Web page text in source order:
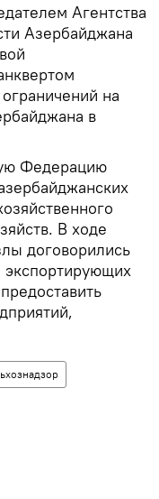
Агентства
Азербайджана
на
в
Федерацию
В ходе
договорились
экспортирующих